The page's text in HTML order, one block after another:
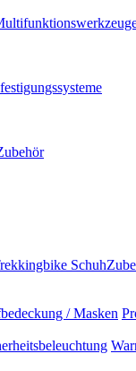
Schuh
/ Masken